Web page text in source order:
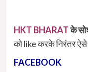
HKT BHARATके
को like करके निरंतर
FACEBOOK